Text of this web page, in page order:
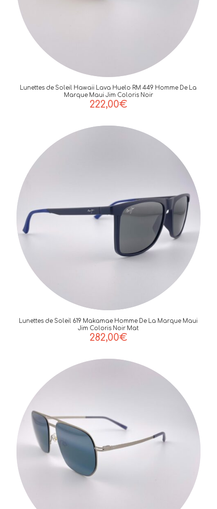
Lunettes de Soleil Hawaii Lava Huelo RM 449 Homme De La
Marque Maui Jim Coloris Noir
222,00€
Lunettes de Soleil 619 Makamae Homme De La Marque Maui
Jim Coloris Noir Mat
282,00€